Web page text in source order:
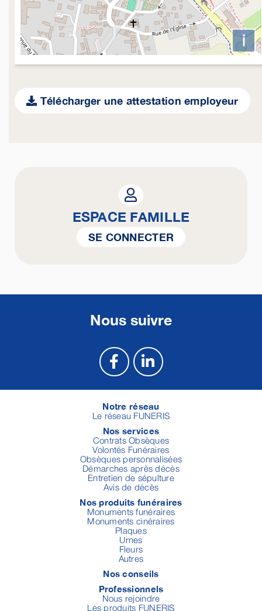
i
Télécharger une attestation employeur
ESPACE FAMILLE
SE CONNECTER
Nous suivre
Notre réseau
Le réseau FUNERIS
Nos services
Contrats Obsèques
Volontés Funéraires
Obsèques personnalisées
Démarches après décès
Entretien de sépulture
Avis de décès
Nos produits funéraires
Monuments funéraires
Monuments cinéraires
Plaques
Urnes
Fleurs
Autres
Nos conseils
Professionnels
Nous rejoindre
Les produits FUNERIS